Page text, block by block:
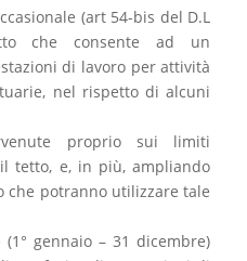
(art 54-bis del D.L
che consente ad un
di lavoro per attività
nel rispetto di alcuni
proprio sui limiti
tetto, e, in più, ampliando
che potranno utilizzare tale
gennaio – 31 dicembre)